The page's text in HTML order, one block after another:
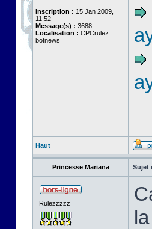
Inscription : 15 Jan 2009,
11:52
Message(s) : 3688
Localisation : CPCrulez
botnews
Haut
Princesse Mariana Sujet
Rulezzzzz